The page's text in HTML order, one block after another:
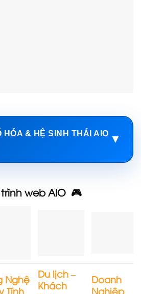
HÓA & HỆ SINH THÁI AIO ▼
web AIO 🎮
Nghệ
Tính
Du lịch –
Khách
Doanh
Nghiệp